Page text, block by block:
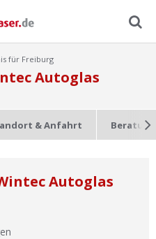
für Freiburg
Autoglas
& Anfahrt
Autoglas